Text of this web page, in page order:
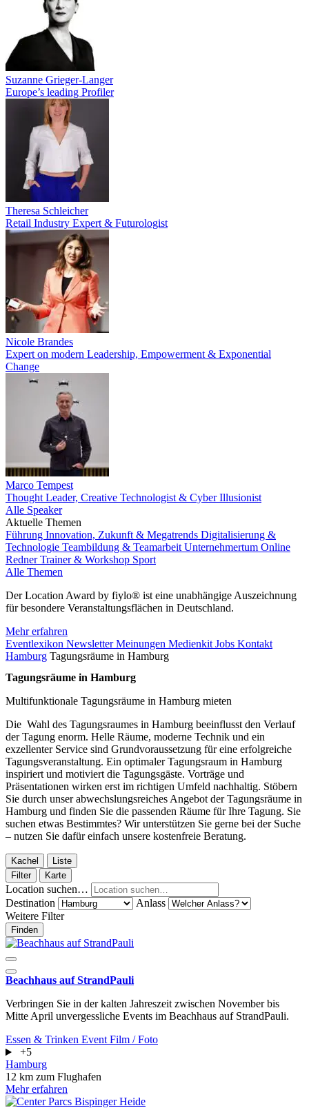
Suzanne Grieger-Langer
Europe’s leading Profiler
Theresa Schleicher
Retail Industry Expert & Futurologist
Nicole Brandes
Expert on modern Leadership, Empowerment & Exponential
Change
Marco Tempest
Thought Leader, Creative Technologist & Cyber Illusionist
Alle Speaker
Aktuelle Themen
Führung Innovation, Zukunft & Megatrends Digitalisierung &
Technologie Teambildung & Teamarbeit Unternehmertum Online
RednerTrainer & Workshop Sport
Alle Themen
Der Location Award by fiylo® ist eine unabhängige Auszeichnung
für besondere Veranstaltungsflächen in Deutschland.
Mehr erfahren
Eventlexikon NewsletterMeinungen Medienkit Jobs Kontakt
Hamburg Tagungsräume in Hamburg
Tagungsräume in Hamburg
Multifunktionale Tagungsräume in Hamburg mieten
Die Wahl des Tagungsraumes in Hamburg beeinflusst den Verlauf
der Tagung enorm. Helle Räume, moderne Technik und ein
exzellenter Service sind Grundvoraussetzung für eine erfolgreiche
Tagungsveranstaltung. Ein optimaler Tagungsraum in Hamburg
inspiriert und motiviert die Tagungsgäste. Vorträge und
Präsentationen wirken erst im richtigen Umfeld nachhaltig. Stöbern
Sie durch unser abwechslungsreiches Angebot der Tagungsräume in
Hamburg und finden Sie die passenden Räume für Ihre Tagung. Sie
suchen etwas Bestimmtes? Wir unterstützen Sie gerne bei der Suche
– nutzen Sie dafür einfach unsere kostenfreie Beratung.
Kachel
Liste
Filter
Karte
Location suchen…
Destination
Anlass
Weitere Filter
Finden
Beachhaus auf StrandPauli
Verbringen Sie in der kalten Jahreszeit zwischen November bis
Mitte April unvergessliche Events im Beachhaus auf StrandPauli.
Essen & Trinken Event Film / Foto
+5
Hamburg
12 km zum Flughafen
Mehr erfahren